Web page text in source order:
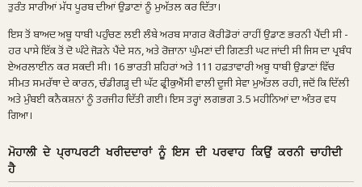
ਤੁਰੰਤ ਸਾਰੀਆਂ ਮੱਧ ਪੂਰਬ ਦੀਆਂ ਉਡਾਣਾਂ ਨੂੰ ਮੁਅੱਤਲ ਕਰ ਦਿੱਤਾ।
ਇਸ ਤੋਂ ਬਾਅਦ ਅਬੂ ਧਾਬੀ ਪਹੁੰਚਣ ਲਈ ਲੰਬੇ ਅਰਬ ਸਾਗਰ ਕੋਰੀਡੋਰਾਂ ਰਾਹੀਂ ਉਡਾਣ ਭਰਨੀ ਪੈਂਦੀ ਸੀ -
ਹਰ ਪਾਸੇ ਇੱਕ ਤੋਂ ਦੋ ਘੰਟੇ ਜੋੜਨੇ ਪੈਂਦੇ ਸਨ, ਅਤੇ ਰੋਜ਼ਾਨਾ ਘੁੰਮਣਾਂ ਦੀ ਗਿਣਤੀ ਘਟ ਜਾਂਦੀ ਸੀ ਜਿਸ ਦਾ ਪ੍ਰਬੰਧ
ਏਅਰਲਾਈਨ ਕਰ ਸਕਦੀ ਸੀ। 16 ਭਾਰਤੀ ਸ਼ਹਿਰਾਂ ਅਤੇ 111 ਹਫ਼ਤਾਵਾਰੀ ਅਬੂ ਧਾਬੀ ਉਡਾਣਾਂ ਵਿੱਚ
ਸੀਮਤ ਸਮਰੱਥਾ ਦੇ ਕਾਰਨ, ਚੰਡੀਗੜ੍ਹ ਦੀ ਘੱਟ ਫ੍ਰੀਕੁਐਂਸੀ ਵਾਲੀ ਦੂਜੀ ਸੇਵਾ ਮੁਅੱਤਲ ਰਹੀ, ਜਦੋਂ ਕਿ ਦਿੱਲੀ
ਅਤੇ ਮੁੰਬਈ ਕਨੈਕਸ਼ਨਾਂ ਨੂੰ ਤਰਜੀਹ ਦਿੱਤੀ ਗਈ। ਇਸ ਤਰ੍ਹਾਂ ਲਗਭਗ 3.5 ਮਹੀਨਿਆਂ ਦਾ ਅੰਤਰ ਵਧ
ਗਿਆ।
ਮੋਹਾਲੀ ਦੇ ਪ੍ਰਾਪਰਟੀ ਖਰੀਦਦਾਰਾਂ ਨੂੰ ਇਸ ਦੀ ਪਰਵਾਹ ਕਿਉਂ ਕਰਨੀ ਚਾਹੀਦੀ
ਹੈ